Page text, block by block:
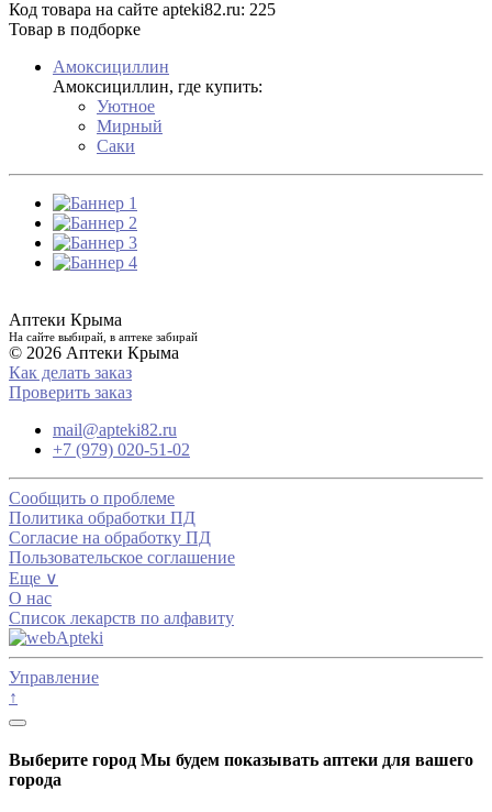
Код товара на сайте apteki82.ru: 225
Товар в подборке
Амоксициллин
Амоксициллин, где купить:
Уютное
Мирный
Саки
Аптеки Крыма
На сайте выбирай, в аптеке забирай
© 2026 Аптеки Крыма
Как делать заказ
Проверить заказ
mail@apteki82.ru
+7 (979) 020-51-02
Сообщить о проблеме
Политика обработки ПД
Согласие на обработку ПД
Пользовательское соглашение
Еще ∨
О нас
Список лекарств по алфавиту
Управление
↑
Выберите город Мы будем показывать аптеки для вашего
города